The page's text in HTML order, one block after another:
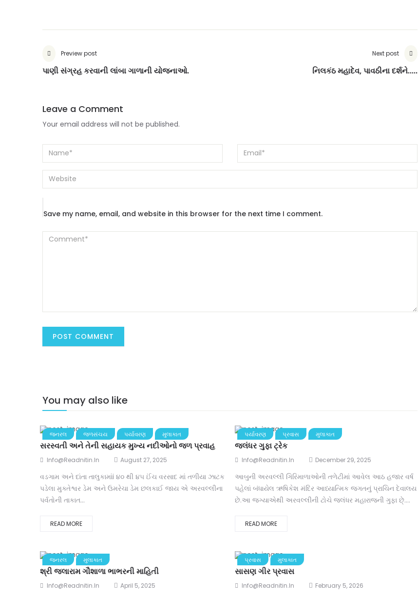
Preview post
પાણી સંગ્રહ કરવાની લાંબા ગાળાની યોજનાઓ.
Next post
નિલકંઠ મહાદેવ, પાવઠીના દર્શને.....
Leave a Comment
Your email address will not be published.
Save my name, email, and website in this browser for the next time I comment.
You may also like
જનરલ જળસંચય પર્યાવરણ મુલાકાત
સરસ્વતી અને તેની સહાયક મુખ્ય નદીઓનો જળ પ્રવાહ
Info@readnitin.in August 27, 2025
વડગામ અને દાંતા તાલુકામાંi ૪૦ થી ૪૫ ઈંચ વરસાદ માં તળીયા ઝાટક
પડેલા મુક્તેશ્વર ડેમ અને ઉમરેચા ડેમ છલકાઈ જાય એ અરવલ્લીના
પર્વતોની તાકાત...
READ MORE
પર્યાવરણ પ્રવાસ મુલાકાત
જલંધર ગુફા ટ્રેક
Info@readnitin.in December 29, 2025
આબુની અરવલ્લી ગિરિમાળાઓની તળેટીમાં આવેલ આઠ હજાર વર્ષ
પહેલાં બંધાયેલ ઋષિકેશ મંદિર આધ્યાત્મિક જગતનું પ્રાચિન દેવાલય
છે.આ જગ્યાએથી અરવલ્લીની ટોચે જલંધર મહારાજની ગુફા છે્....
READ MORE
જનરલ મુલાકાત
શ્રી જલારામ ગૌશાળા ભાભરની માહિતી
Info@readnitin.in April 5, 2025
પ્રવાસ મુલાકાત
સાસણ ગીર પ્રવાસ
Info@readnitin.in February 5, 2026